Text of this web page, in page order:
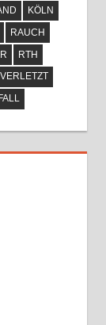
KÖLN
RAUCH
RTH